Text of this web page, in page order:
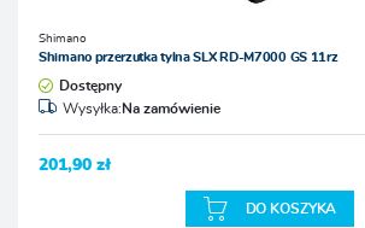
Shimano
Shimano przerzutka tylna SLX RD-M7000 GS 11rz
Dostępny
Wysyłka:Na zamówienie
201,90 zł
DO KOSZYKA